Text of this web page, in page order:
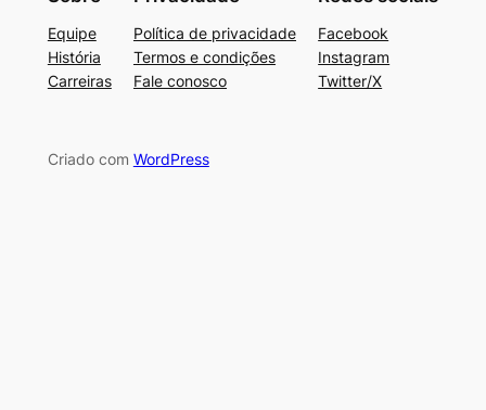
Equipe
História
Carreiras
Política de privacidade
Termos e condições
Fale conosco
Facebook
Instagram
Twitter/X
Criado com WordPress